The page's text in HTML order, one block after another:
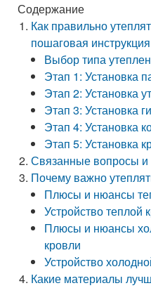
Содержание
Как правильно
пошаговая инструкция
Выбор типа
Этап 1: Установка
Этап 2: Установка
Этап 3: Установка
Этап 4: Установка
Этап 5: Установка
Связанные вопросы и
Почему важно
Плюсы и нюансы
Устройство теплой
Плюсы и нюансы
кровли
Устройство
Какие материалы